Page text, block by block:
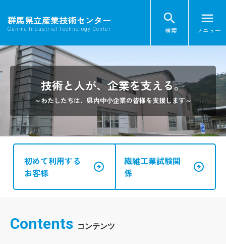
群馬県立産業技術センター
Gunma Industrial Technology Center
search
検索
menu
メニュー
TOP 投稿者:senkoushi
技術と人が、企業を支える。
～わたしたちは、県内中小企業の皆様を支援します～
繊維工業試験関
係
arrow_circle_right
初めて利用する
お客様
arrow_circle_right
Contents